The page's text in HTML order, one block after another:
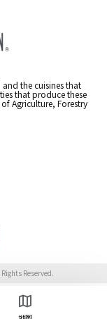
and the cuisines that
that produce these
Agriculture, Forestry
Reserved.